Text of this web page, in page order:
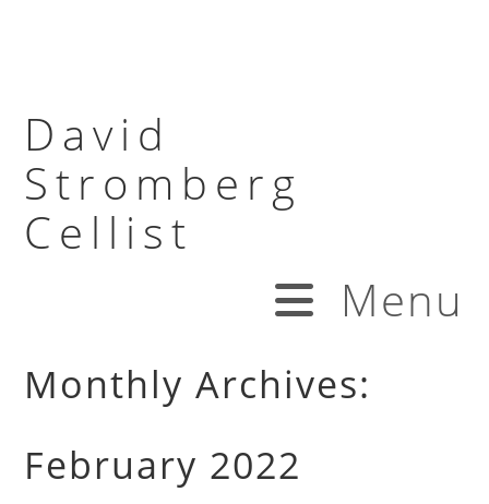
David
Stromberg
Cellist
Menu
Monthly Archives:
February 2022